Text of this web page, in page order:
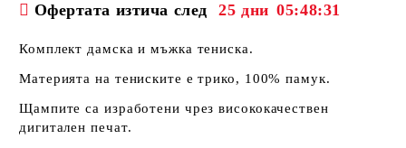
Офертата изтича след 25 дни 05:48:30
Комплект дамска и мъжка тениска.
Материята на тениските е трико, 100% памук.
Щампите са изработени чрез висококачествен
дигитален печат.